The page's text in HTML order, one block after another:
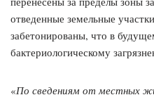
отведенные земельные
забетонированы, что в
бактериологическому
«По сведениям от местных